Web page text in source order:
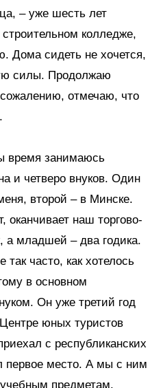
– уже шесть лет
колледже,
Дома сидеть не хочется,
силы. Продолжаю
отмечаю, что
время занимаюсь
и четверо внуков. Один
второй – в Минске.
оканчивает наш торгово-
а младшей – два годика.
часто, как хотелось
в основном
Он уже третий год
юных туристов
с республиканских
первое место. А мы с ним
предметам.